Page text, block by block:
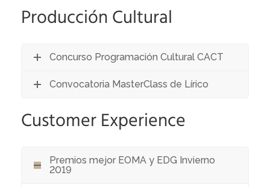
Producción Cultural
Concurso Programación Cultural CACT
Convocatoria MasterClass de Lírico
Customer Experience
Premios mejor EOMA y EDG Invierno
2019